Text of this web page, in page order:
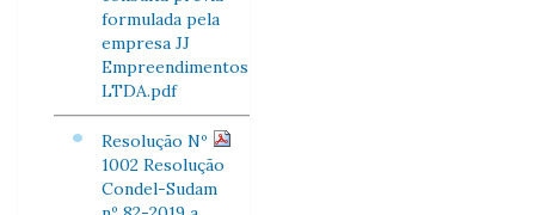
formulada pela
empresa JJ
Empreendimentos
LTDA.pdf
Resolução Nº
1002 Resolução
Condel-Sudam